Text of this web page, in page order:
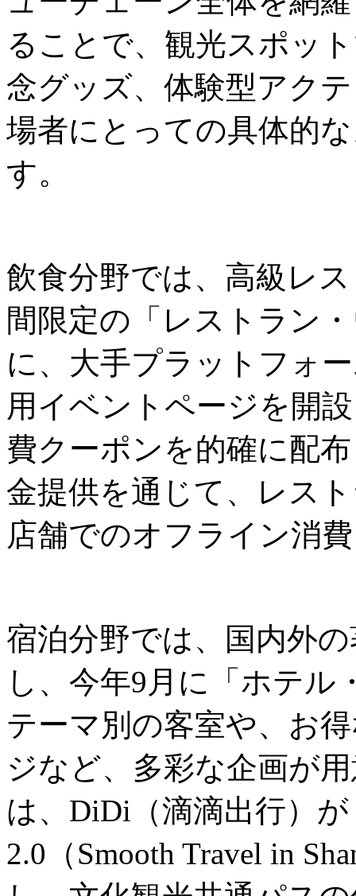
ることで、観光スポッ
念グッズ、体験型アク
場者にとっての具体的
す。
飲食分野では、高級レ
間限定の「レストラン
に、大手プラットフォ
用イベントページを開
費クーポンを的確に配
金提供を通じて、レス
店舗でのオフライン消
宿泊分野では、国内外
し、今年9月に「ホテル
テーマ別の客室や、お
ジなど、多彩な企画が
は、DiDi（滴滴出行）
2.0（Smooth Travel in